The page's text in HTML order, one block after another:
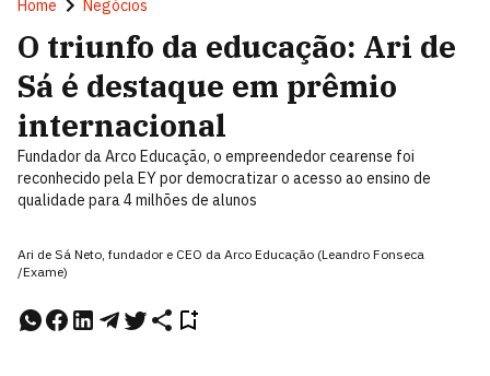
Home Negócios
O triunfo da educação: Ari de
Sá é destaque em prêmio
internacional
Fundador da Arco Educação, o empreendedor cearense foi
reconhecido pela EY por democratizar o acesso ao ensino de
qualidade para 4 milhões de alunos
Ari de Sá Neto, fundador e CEO da Arco Educação (Leandro Fonseca
/Exame)